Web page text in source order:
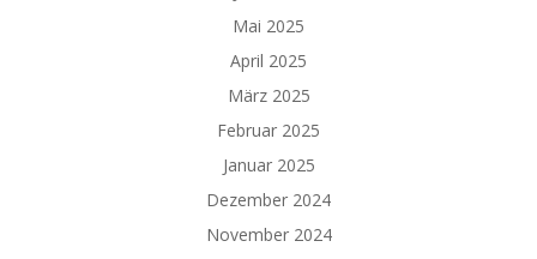
Mai 2025
April 2025
März 2025
Februar 2025
Januar 2025
Dezember 2024
November 2024